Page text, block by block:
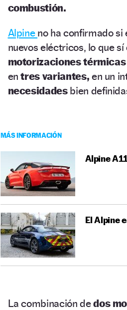
combustión.
Alpine no ha confirmado si
nuevos eléctricos, lo que
motorizaciones térmicas
entres variantes, en un
necesidadesbien
MÁS INFORMACIÓN
Alpine
El Alpine
La combinación dedos